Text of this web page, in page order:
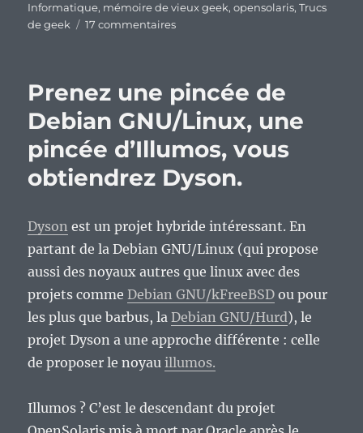
Informatique, mémoire de vieux geek,opensolaris,Trucs
de geek
17 commentairessur
298
OpenSolaris,
l’essai
pour
faire
un
ouvert.
Prenez une pincée de
Debian GNU/Linux, une
pincée d’Illumos, vous
obtiendrez Dyson.
Dyson est un projet hybride intéressant. En
partant de la Debian GNU/Linux (qui propose
aussi des noyaux autres que linux avec des
projets commeDebian GNU/kFreeBSD ou pour
les plus que barbus, laDebian GNU/Hurd), le
projet Dyson a une approche différente : celle
de proposer le noyauillumos.
Illumos ? C’est le descendant du projet